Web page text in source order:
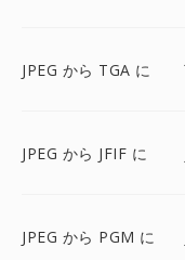
JPEG から TGA に
JPEG から JFIF に
JPEG から PGM に